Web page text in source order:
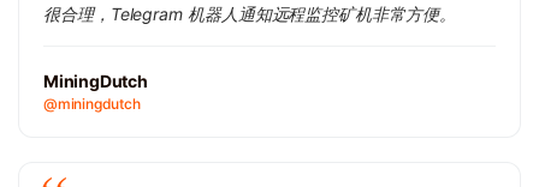
很合理，Telegram 机器人通知远程监控矿机非常方便。
MiningDutch
@miningdutch